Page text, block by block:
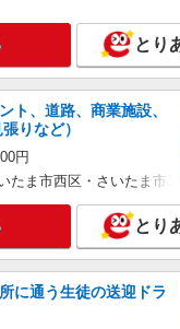
とり
ト、道路、商業施設、
りなど）
円
たま市西区・さいたま市
とり
に通う生徒の送迎ドラ